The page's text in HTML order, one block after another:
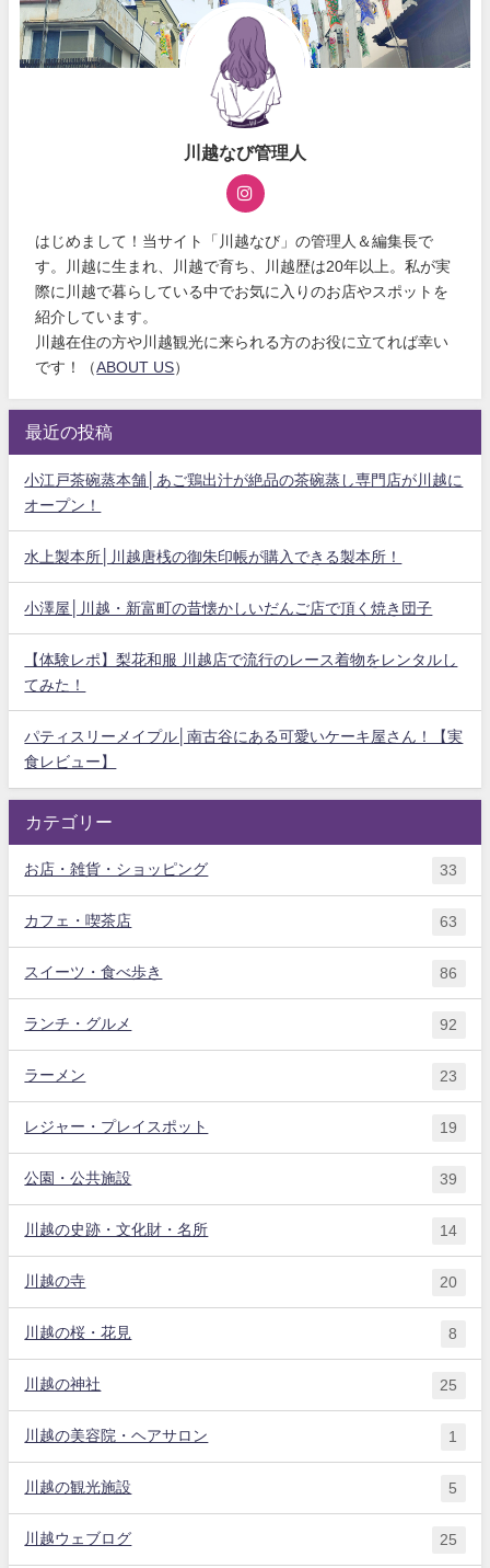
川越なび管理人
はじめまして！当サイト「川越なび」の管理人＆編集長で
す。川越に生まれ、川越で育ち、川越歴は20年以上。私が実
際に川越で暮らしている中でお気に入りのお店やスポットを
紹介しています。
川越在住の方や川越観光に来られる方のお役に立てれば幸い
です！（ABOUT US）
最近の投稿
小江戸茶碗蒸本舗│あご鶏出汁が絶品の茶碗蒸し専門店が川越に
オープン！
水上製本所│川越唐桟の御朱印帳が購入できる製本所！
小澤屋│川越・新富町の昔懐かしいだんご店で頂く焼き団子
【体験レポ】梨花和服 川越店で流行のレース着物をレンタルし
てみた！
パティスリーメイプル│南古谷にある可愛いケーキ屋さん！【実
食レビュー】
カテゴリー
お店・雑貨・ショッピング 33
カフェ・喫茶店 63
スイーツ・食べ歩き 86
ランチ・グルメ 92
ラーメン 23
レジャー・プレイスポット 19
公園・公共施設 39
川越の史跡・文化財・名所 14
川越の寺 20
川越の桜・花見 8
川越の神社 25
川越の美容院・ヘアサロン 1
川越の観光施設 5
川越ウェブログ 25